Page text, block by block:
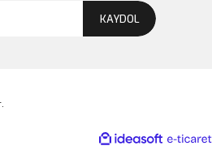
KAYDOL
ideasoft